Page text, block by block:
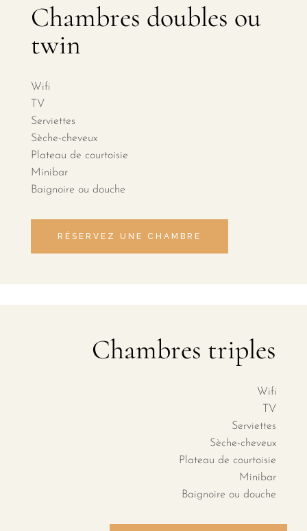
Chambres doubles ou
twin
Wifi
TV
Serviettes
Sèche-cheveux
Plateau de courtoisie
Minibar
Baignoire ou douche
RÉSERVEZ UNE CHAMBRE
Chambres triples
Wifi
TV
Serviettes
Sèche-cheveux
Plateau de courtoisie
Minibar
Baignoire ou douche